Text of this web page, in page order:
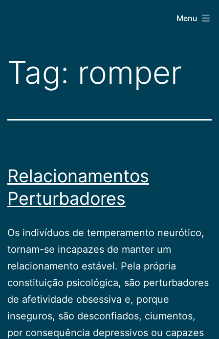
conteúdo
Menu
Tag: romper
Relacionamentos
Perturbadores
Os indivíduos de temperamento neurótico,
tornam-se in­capazes de manter um
relacionamento estável. Pela própria
constituição psicológica, são perturbadores
de afetividade obsessiva e, porque
inseguros, são desconfiados, ciumentos,
por consequência depressivos ou capazes